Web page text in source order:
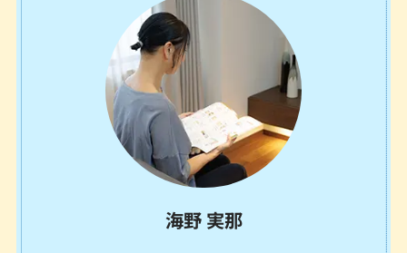
海野 実那